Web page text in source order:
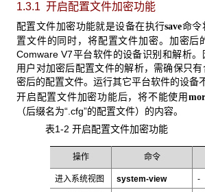
1.3.1 开启配置文件加密功能
配置文件加密功能就是设备在执行save命令
置文件的同时，将配置文件加密。加密后
Comware V7平台软件的设备识别和解析
用户对加密后配置文件的解析，需确保只
密后的配置文件。运行其它平台软件的设备
开启配置文件加密功能后，将不能使用
（后缀名为“.cfg”的配置文件）的内容。
表1-2 开启配置文件加密功能
操作 命令
进入系统视图 system-view -